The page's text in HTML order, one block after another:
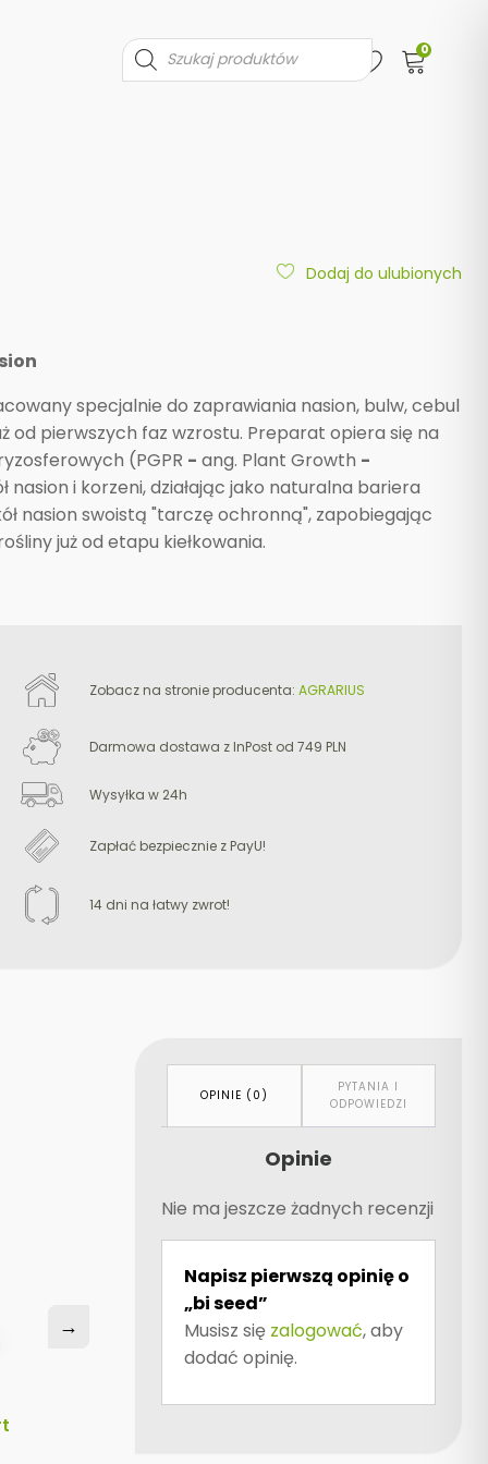
Wyszukiwarka
produktów
0
Dodaj do ulubionych
specjalnie do zaprawiania nasion, bulw, cebul
od pierwszych faz wzrostu. Preparat opiera się na
(PGPR - ang. Plant Growth -
i korzeni, działając jako naturalna bariera
nasion swoistą "tarczę ochronną", zapobiegając
już od etapu kiełkowania.
Zobacz na stronie producenta: AGRARIUS
Darmowa dostawa z InPost od 749 PLN
Wysyłka w 24h
Zapłać bezpiecznie z PayU!
14 dni na łatwy zwrot!
OPINIE (0)
PYTANIA I
ODPOWIEDZI
Opinie
Nie ma jeszcze żadnych recenzji
Napisz pierwszą opinię o
„bi seed”
Musisz się zalogować, aby
dodać opinię.
→
→